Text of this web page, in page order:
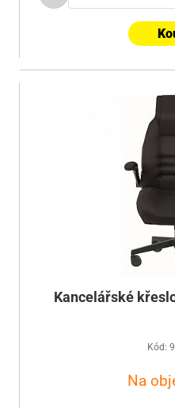
Kancelářské
Kód:
Na